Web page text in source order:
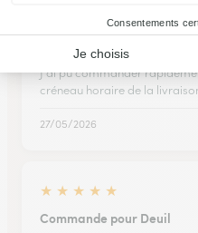
★
J'ai pu commander
J'ai pu commander
créneau horaire de la
27/05/2026
★ ★ ★ ★ ★
Commande pour Deuil